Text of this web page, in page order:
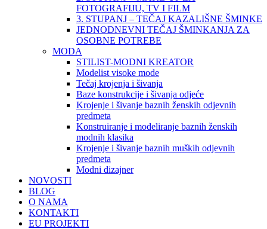
FOTOGRAFIJU, TV I FILM
3. STUPANJ – TEČAJ KAZALIŠNE ŠMINKE
JEDNODNEVNI TEČAJ ŠMINKANJA ZA
OSOBNE POTREBE
MODA
STILIST-MODNI KREATOR
Modelist visoke mode
Tečaj krojenja i šivanja
Baze konstrukcije i šivanja odjeće
Krojenje i šivanje baznih ženskih odjevnih
predmeta
Konstruiranje i modeliranje baznih ženskih
modnih klasika
Krojenje i šivanje baznih muških odjevnih
predmeta
Modni dizajner
NOVOSTI
BLOG
O NAMA
KONTAKTI
EU PROJEKTI